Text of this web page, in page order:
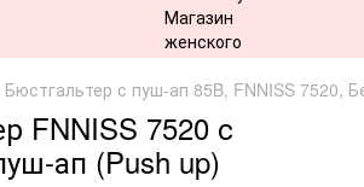
Бюстгальтер с пуш-ап 85B, FNNISS 7520,
FNNISS 7520 с
ап (Push up)